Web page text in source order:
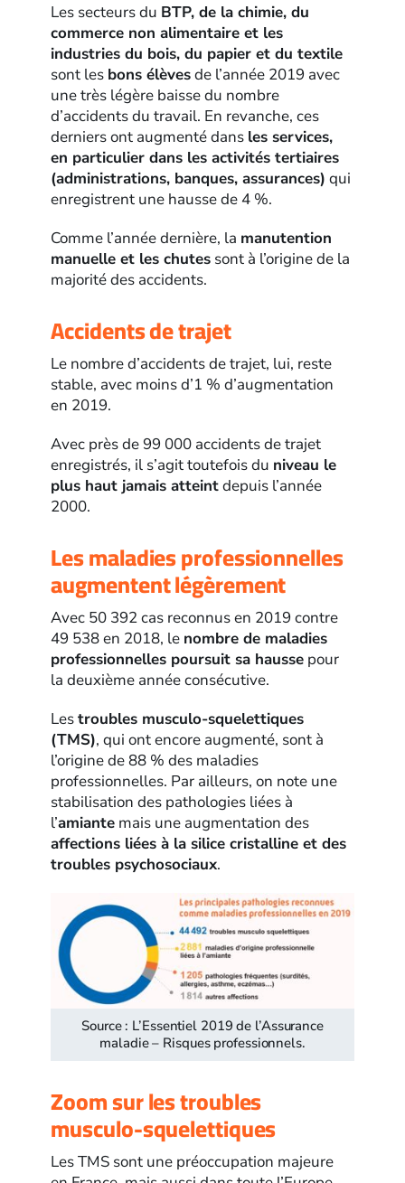
Les secteurs du BTP, de la chimie, du
commerce non alimentaire et les
industries du bois, du papier et du textile
sont les bons élèvesde l’année 2019 avec
une très légère baisse du nombre
d’accidents du travail. En revanche, ces
derniers ont augmenté dans les services,
en particulier dans les activités tertiaires
(administrations, banques, assurances) qui
enregistrent une hausse de 4 %.
Comme l’année dernière, la manutention
manuelle et les chutes sont à l’origine de la
majorité des accidents.
Accidents de trajet
Le nombre d’accidents de trajet, lui, reste
stable, avec moins d’1 % d’augmentation
en 2019.
Avec près de 99 000 accidents de trajet
enregistrés, il s’agit toutefois du niveau le
plus haut jamais atteintdepuis l’année
2000.
Les maladies professionnelles
augmentent légèrement
Avec 50 392 cas reconnus en 2019 contre
49 538 en 2018, le nombre de maladies
professionnelles poursuit sa hausse pour
la deuxième année consécutive.
Lestroubles musculo-squelettiques
(TMS), qui ont encore augmenté, sont à
l’origine de 88 % des maladies
professionnelles. Par ailleurs, on note une
stabilisation des pathologies liées à
l’amiante mais une augmentation des
affections liées à la silice cristalline et des
troubles psychosociaux.
Source : L’Essentiel 2019 de l’Assurance
maladie – Risques professionnels.
Zoom sur les troubles
musculo-squelettiques
Les TMS sont une préoccupation majeure